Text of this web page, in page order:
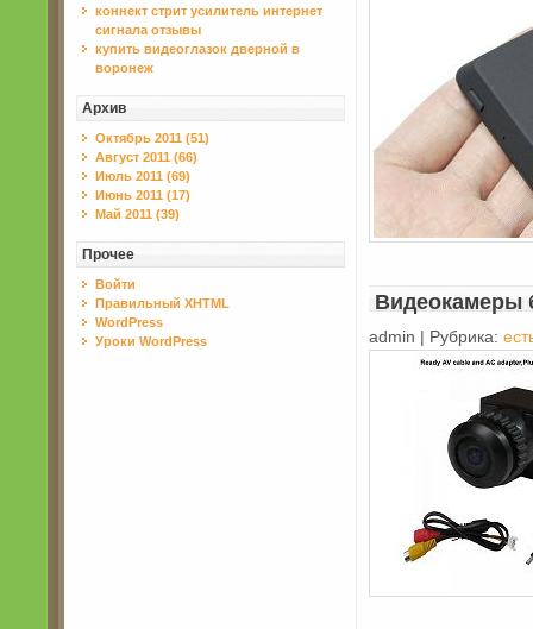
коннект стрит усилитель интернет
сигнала отзывы
купить видеоглазок дверной в
воронеж
Архив
Октябрь 2011 (51)
Август 2011 (66)
Июль 2011 (69)
Июнь 2011 (17)
Май 2011 (39)
Прочее
Войти
Правильный XHTML
WordPress
Уроки WordPress
Видеокамеры
admin | Рубрика: